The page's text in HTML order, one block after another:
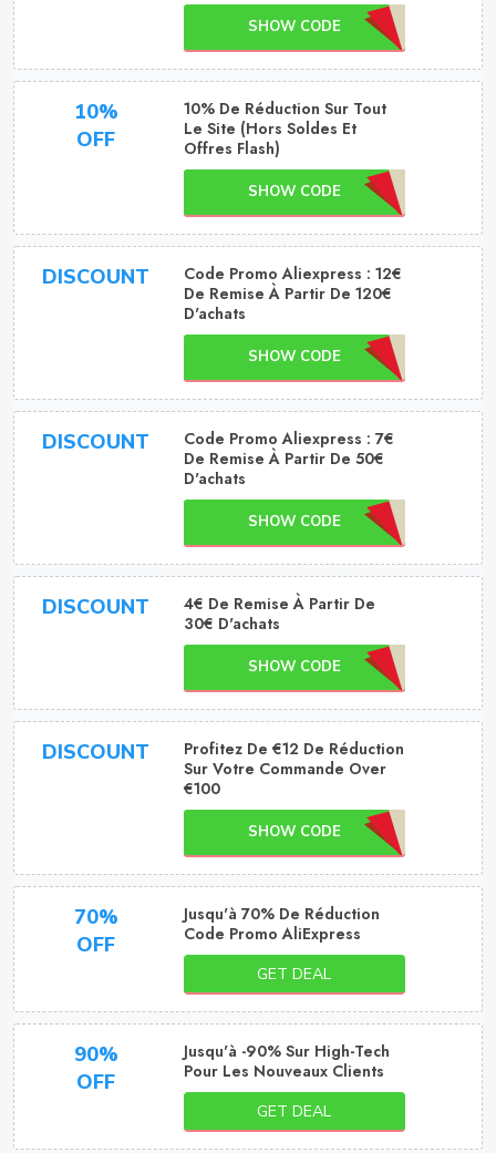
SHOW CODE
10%
OFF
10% De Réduction Sur Tout
Le Site (hors Soldes Et
Offres Flash)
SHOW CODE
DISCOUNT
Code Promo Aliexpress : 12€
De Remise À Partir De 120€
D'achats
SHOW CODE
DISCOUNT
Code Promo Aliexpress : 7€
De Remise À Partir De 50€
D'achats
SHOW CODE
DISCOUNT
4€ De Remise À Partir De
30€ D'achats
SHOW CODE
DISCOUNT
Profitez De €12 De Réduction
Sur Votre Commande Over
€100
SHOW CODE
70%
OFF
Jusqu'à 70% De Réduction
Code Promo AliExpress
GET DEAL
90%
OFF
Jusqu'à -90% Sur High-Tech
Pour Les Nouveaux Clients
GET DEAL